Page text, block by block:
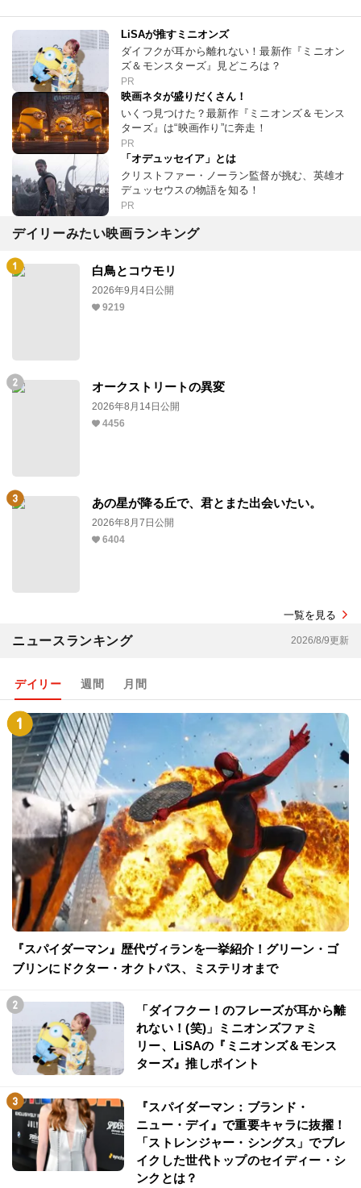
LiSAが推すミニオンズ
ダイフクが耳から離れない！最新作『ミニオン
ズ＆モンスターズ』見どころは？
PR
映画ネタが盛りだくさん！
いくつ見つけた？最新作『ミニオンズ＆モンス
ターズ』は“映画作り”に奔走！
PR
「オデュッセイア」とは
クリストファー・ノーラン監督が挑む、英雄オ
デュッセウスの物語を知る！
PR
デイリーみたい映画ランキング
白鳥とコウモリ
2026年9月4日公開
9219
オークストリートの異変
2026年8月14日公開
4456
あの星が降る丘で、君とまた出会いたい。
2026年8月7日公開
6404
一覧を見る
ニュースランキング 2026/8/9更新
デイリー 週間 月間
『スパイダーマン』歴代ヴィランを一挙紹介！グリーン・ゴ
ブリンにドクター・オクトパス、ミステリオまで
「ダイフクー！のフレーズが耳から離
れない！(笑)」ミニオンズファミ
リー、LiSAの『ミニオンズ＆モンス
ターズ』推しポイント
『スパイダーマン：ブランド・
ニュー・デイ』で重要キャラに抜擢！
「ストレンジャー・シングス」でブレ
イクした世代トップのセイディー・シ
ンクとは？